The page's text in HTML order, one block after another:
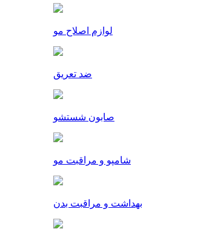
لوازم اصلاح مو
ضد تعریق
صابون شستشو
شامپو و مراقبت مو
بهداشت و مراقبت بدن